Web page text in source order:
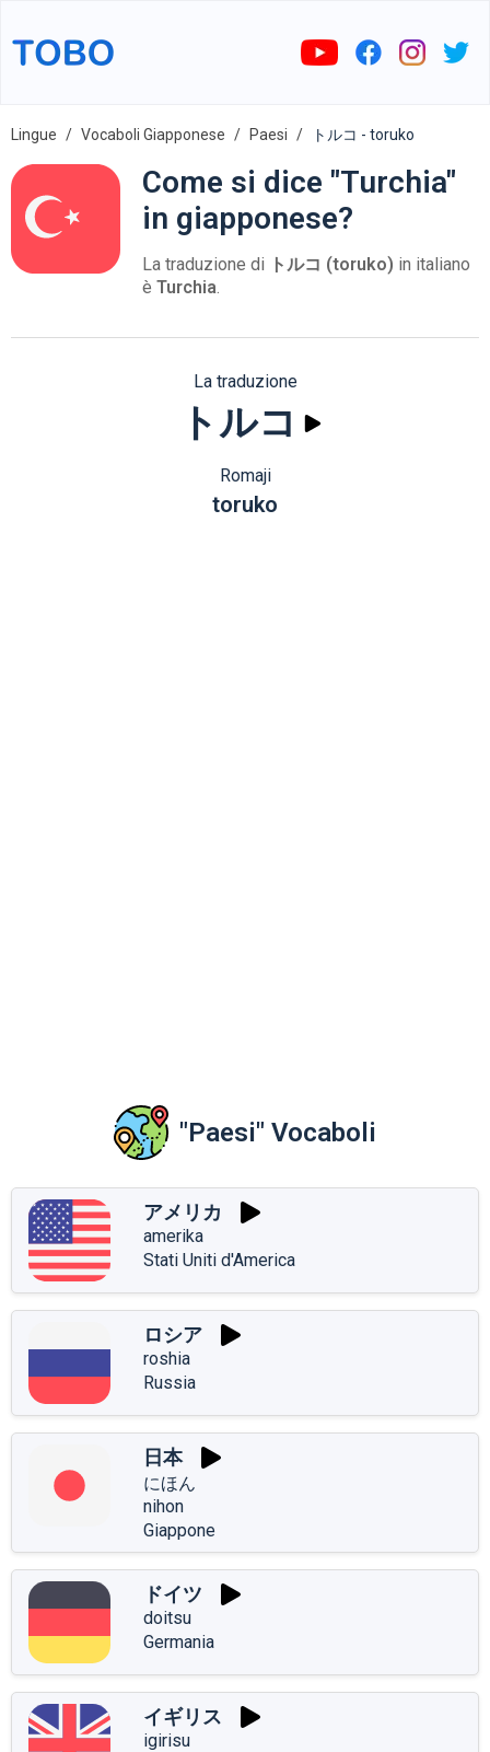
Lingue Vocaboli Giapponese Paesi トルコ - toruko
Come si dice "Turchia"
in giapponese?
La traduzione di トルコ (toruko) in italiano
è Turchia.
La traduzione
トルコ
Romaji
toruko
"Paesi" Vocaboli
アメリカ
amerika
Stati Uniti d'America
ロシア
roshia
Russia
日本
にほん
nihon
Giappone
ドイツ
doitsu
Germania
イギリス
igirisu